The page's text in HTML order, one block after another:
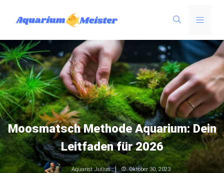
Inhalt
Menü
Moosmatsch Methode Aquarium: Dein
Leitfaden für 2026
Aquarist Julius Oktober 30, 2023